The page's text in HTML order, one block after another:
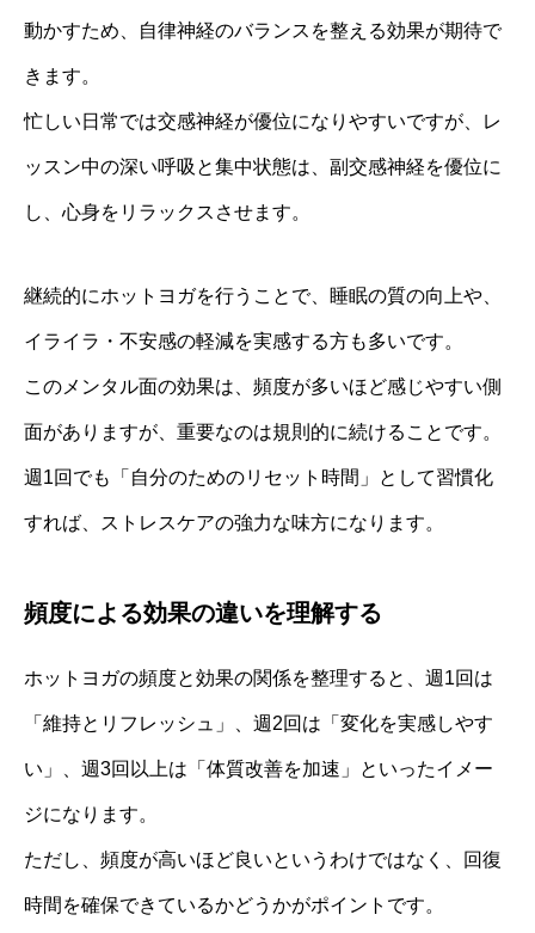
動かすため、自律神経のバランスを整える効果が期待で
きます。
忙しい日常では交感神経が優位になりやすいですが、レ
ッスン中の深い呼吸と集中状態は、副交感神経を優位に
し、心身をリラックスさせます。
継続的にホットヨガを行うことで、睡眠の質の向上や、
イライラ・不安感の軽減を実感する方も多いです。
このメンタル面の効果は、頻度が多いほど感じやすい側
面がありますが、重要なのは規則的に続けることです。
週1回でも「自分のためのリセット時間」として習慣化
すれば、ストレスケアの強力な味方になります。
頻度による効果の違いを理解する
ホットヨガの頻度と効果の関係を整理すると、週1回は
「維持とリフレッシュ」、週2回は「変化を実感しやす
い」、週3回以上は「体質改善を加速」といったイメー
ジになります。
ただし、頻度が高いほど良いというわけではなく、回復
時間を確保できているかどうかがポイントです。